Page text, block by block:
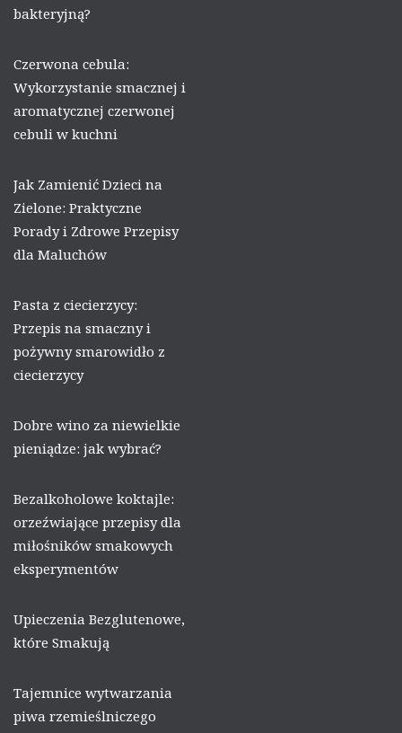
bakteryjną?
Czerwona cebula:
Wykorzystanie smacznej i
aromatycznej czerwonej
cebuli w kuchni
Jak Zamienić Dzieci na
Zielone: Praktyczne
Porady i Zdrowe Przepisy
dla Maluchów
Pasta z ciecierzycy:
Przepis na smaczny i
pożywny smarowidło z
ciecierzycy
Dobre wino za niewielkie
pieniądze: jak wybrać?
Bezalkoholowe koktajle:
orzeźwiające przepisy dla
miłośników smakowych
eksperymentów
Upieczenia Bezglutenowe,
które Smakują
Tajemnice wytwarzania
piwa rzemieślniczego